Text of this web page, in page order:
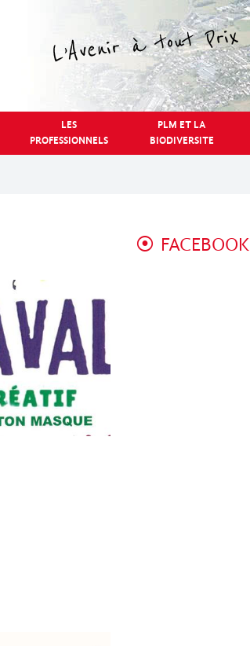
LES
PROFESSIONNELS
PLM ET LA
BIODIVERSITE
FACEBOOK